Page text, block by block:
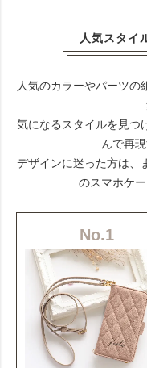
人気スタイ
人気のカラーやパーツの
気になるスタイルを見つ
んで再
デザインに迷った方は、
のスマホケ
No.1